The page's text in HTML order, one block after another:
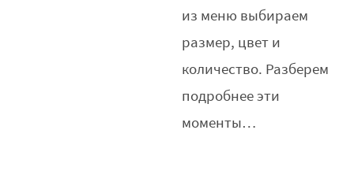
из меню выбираем
размер, цвет и
количество. Разберем
подробнее эти
моменты…